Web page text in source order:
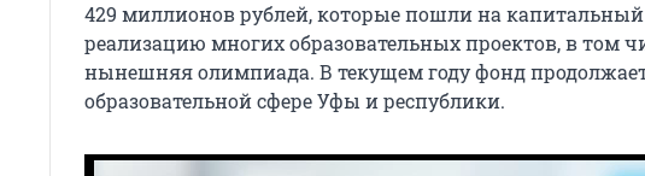
429 миллионов рублей, которые пошли на
реализацию многих образовательных проектов, в том
нынешняя олимпиада. В текущем году фонд
образовательной сфере Уфы и республики.